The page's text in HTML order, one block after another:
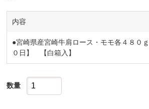
内容
●宮崎県産宮崎牛肩ロース・モモ各４８０
０日】 【白箱入】
数量